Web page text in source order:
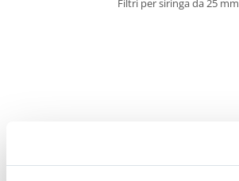
Filtri per siringa da 25 mm